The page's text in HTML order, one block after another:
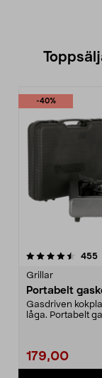
-40%
455
Grillar
Portabelt
Gasdriven
låga. Portabelt
179,00
4.5 av 5